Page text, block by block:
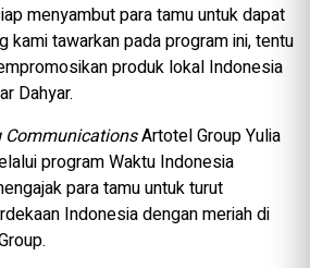
menyambut para tamu untuk dapat
kami tawarkan pada program ini, tentu
produk lokal Indonesia
Dahyar.
Artotel Group Yulia
program Waktu Indonesia
para tamu untuk turut
Indonesia dengan meriah di